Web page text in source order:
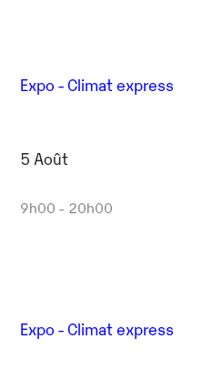
Expo - Climat express
5 Août
9h00 - 20h00
Expo - Climat express